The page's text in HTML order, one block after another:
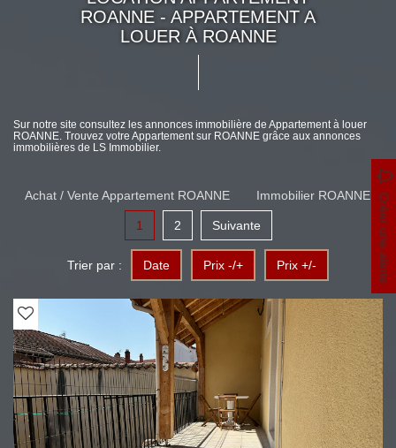
ROANNE - APPARTEMENT A
LOUER À ROANNE
Sur notre site consultez les annonces immobilière de Appartement à louer
ROANNE. Trouvez votre Appartement sur ROANNE grâce aux annonces
immobilières de LS Immobilier.
Achat / Vente Appartement ROANNE Immobilier ROANNE Créer une alerte
1 2 Suivante
Trier par : Date Prix -/+ Prix +/-